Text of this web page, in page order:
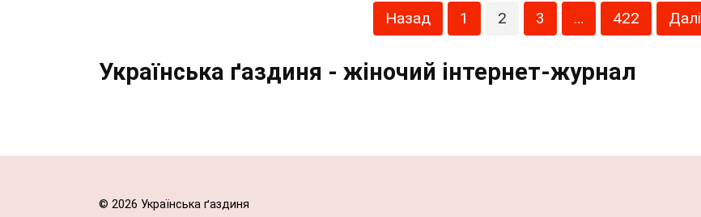
Назад 1 2 3 … 422 Далі
Українська ґаздиня - жіночий інтернет-журнал
© 2026 Українська ґаздиня